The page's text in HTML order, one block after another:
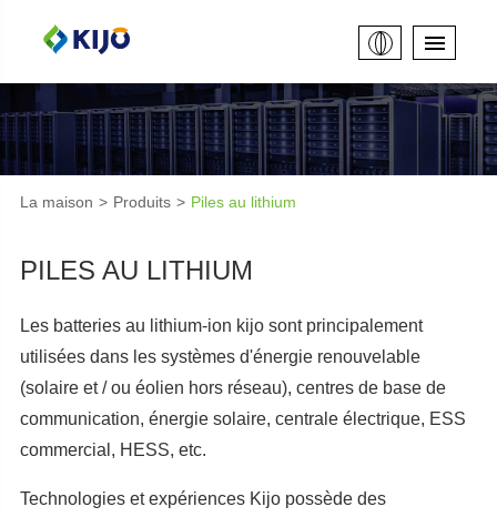
La maison Produits Piles au lithium
PILES AU LITHIUM
Les batteries au lithium-ion kijo sont principalement
utilisées dans les systèmes d'énergie renouvelable
(solaire et / ou éolien hors réseau), centres de base de
communication, énergie solaire, centrale électrique, ESS
commercial, HESS, etc.
Technologies et expériences Kijo possède des